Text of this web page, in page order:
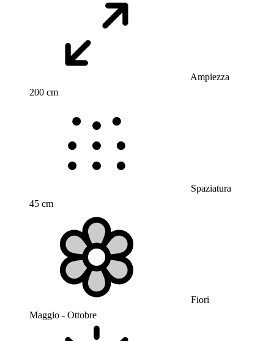
Ampiezza
200 cm
Spaziatura
45 cm
Fiori
Maggio - Ottobre